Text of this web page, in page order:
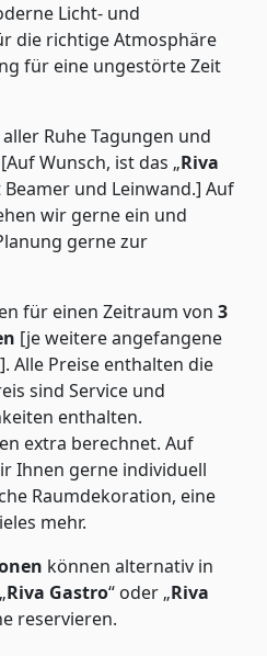
Licht- und
die richtige Atmosphäre
für eine ungestörte Zeit
Ruhe Tagungen und
Wunsch, ist das „Riva
und Leinwand.] Auf
wir gerne ein und
gerne zur
für einen Zeitraum von 3
[je weitere angefangene
Alle Preise enthalten die
sind Service und
enthalten.
extra berechnet. Auf
Ihnen gerne individuell
Raumdekoration, eine
mehr.
können alternativ in
Riva Gastro“ oder „Riva
reservieren.